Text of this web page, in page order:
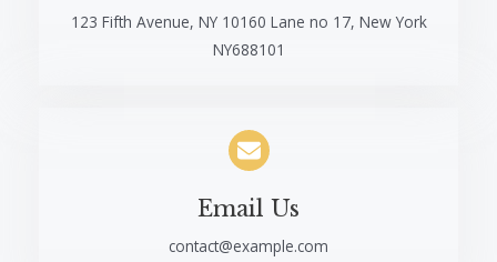
123 Fifth Avenue, NY 10160 Lane no 17, New York
NY688101​
Email Us​
contact@example.com